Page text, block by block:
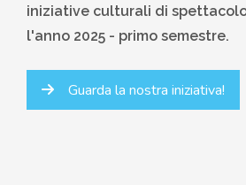
iniziative culturali di
l'anno 2025 - primo semestre.
Guarda la nostra iniziativa!